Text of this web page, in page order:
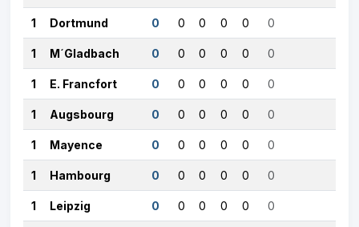
1 Dortmund 0 0 0 0 0 0
1 M´Gladbach 0 0 0 0 0 0
1 E. Francfort 0 0 0 0 0 0
1 Augsbourg 0 0 0 0 0 0
1 Mayence 0 0 0 0 0 0
1 Hambourg 0 0 0 0 0 0
1 Leipzig 0 0 0 0 0 0